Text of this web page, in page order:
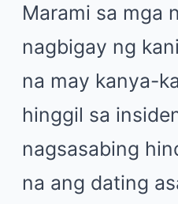
Marami sa mga
nagbigay ng
na may kanya-
hinggil sa
nagsasabing
na ang dating